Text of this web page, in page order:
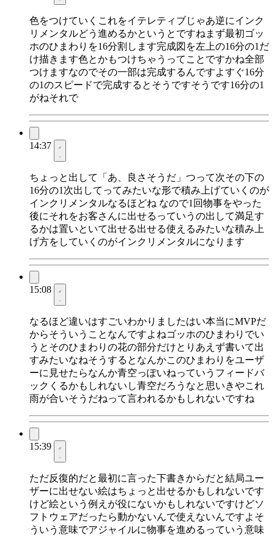
色をつけていくこれをイテレティブじゃあ逆にインク
リメンタルどう進めるかというとですねまず最初ゴッ
ホのひまわりを16分割します完成図を左上の16分の1だ
け描きます色とかもつけちゃうってことですかね全部
つけますなのでその一部は完成するんですよすぐ16分
の1のスピードで完成するとそうですそうです16分の1
がねそれで
14:37
ちょっと出して「あ、良さそうだ」つって次その下の
16分の1次出してってみたいな形で積み上げていくのが
インクリメンタルなるほどね なので1回物事をやった
後にそれをお客さんに出せるっていうの出して満足す
るかは置いといて出せる出せる使えるみたいな積み上
げ方をしていくのがインクリメンタルになります
15:08
なるほど違いはすごいわかりましたはい本当にMVPだ
からそういうことなんですよねゴッホのひまわりでい
うとそのひまわりの花の部分だけとりあえず書いて出
すみたいなねそうするとなんかこのひまわりをユーザ
ーに見せたらなんか青空っぽいねっていうフィードバ
ックくるかもしれないし青空だろうなと思いきやこれ
雨が合いそうだねって言われるかもしれないですね
15:39
ただ反復的だと最初に言った下書きからだと結局ユー
ザーに出せない絵はちょっと出せるかもしれないです
けど絵という例えが役にないかもしれないですけどソ
フトウェアだったら動かないんで使えないんですよそ
ういう意味でアジャイルに物事を進めるっていう意味